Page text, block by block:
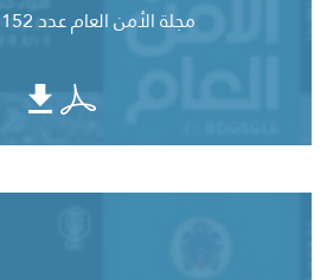
مجلة الأمن العام عدد 152 ايار 2026